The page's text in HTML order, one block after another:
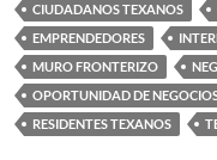
CIUDADANOS TEXANOS
EMPRENDEDORES
MURO FRONTERIZO
OPORTUNIDAD DE
RESIDENTES TEXANOS